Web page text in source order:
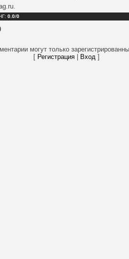
: 0.0/0
могут только
[ Регистрация| Вход]